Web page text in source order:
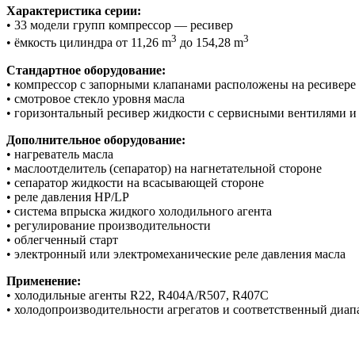
Характеристика серии:
• 33 модели групп компрессор — ресивер
• ёмкость цилиндра от 11,26 m3 до 154,28 m3
Стандартное оборудование:
• компрессор с запорными клапанами расположены на ресивере
• смотровое стекло уровня масла
• горизонтальный ресивер жидкости с сервисными вентилями
Дополнительное оборудование:
• нагреватель масла
• маслоотделитель (сепаратор) на нагнетательной стороне
• сепаратор жидкости на всасывающей стороне
• pеле давления HP/LP
• система впрыска жидкого холодильного агента
• регулирование производительности
• облегченный старт
• электронный или электромеханические реле давления масла
Применение:
• холодильные агенты R22, R404A/R507, R407C
• холодопроизводительности агрегатов и соответственный